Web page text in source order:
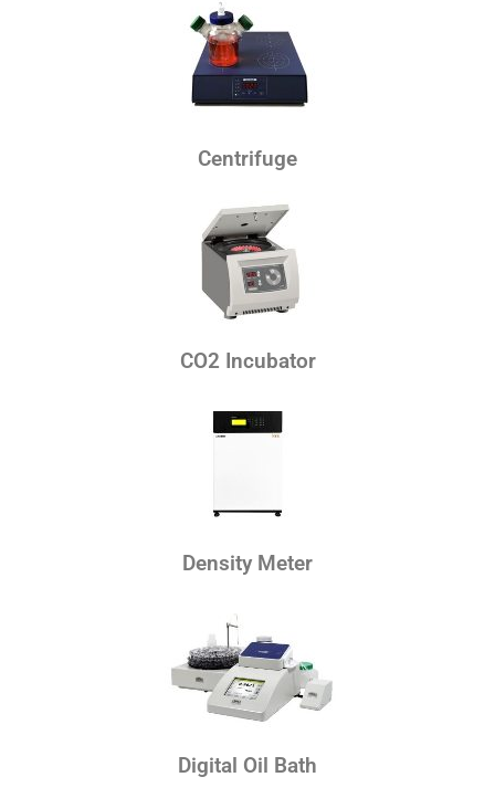
Centrifuge
CO2 Incubator
Density Meter
Digital Oil Bath